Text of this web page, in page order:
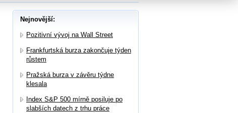
Nejnovější:
Pozitivní vývoj na Wall Street
Frankfurtská burza zakončuje týden
růstem
Pražská burza v závěru týdne
klesala
Index S&P 500 mírně posiluje po
slabších datech z trhu práce